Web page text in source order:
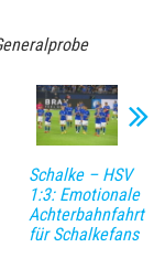
Schalke – HSV
1:3: Emotionale
Achterbahnfahrt
für Schalkefans